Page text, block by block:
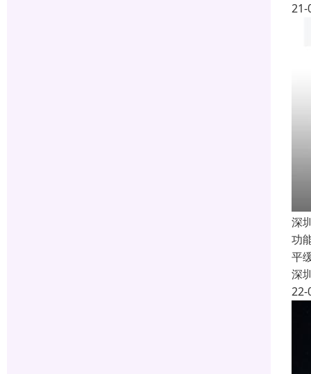
21-
深
功
平
深
22-